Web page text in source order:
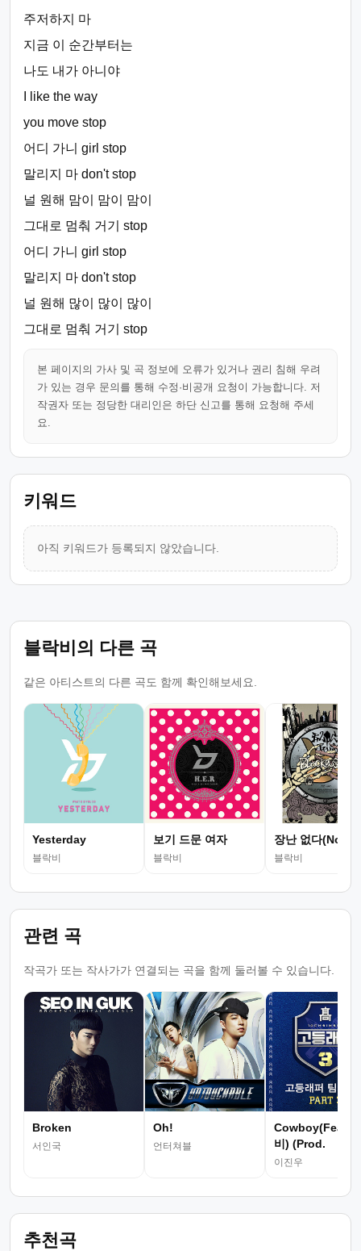
주저하지 마
지금 이 순간부터는
나도 내가 아니야
I like the way
you move stop
어디 가니 girl stop
말리지 마 don't stop
널 원해 맘이 맘이 맘이
그대로 멈춰 거기 stop
어디 가니 girl stop
말리지 마 don't stop
널 원해 많이 많이 많이
그대로 멈춰 거기 stop
본 페이지의 가사 및 곡 정보에 오류가 있거나 권리 침해 우려
가 있는 경우 문의를 통해 수정·비공개 요청이 가능합니다. 저
작권자 또는 정당한 대리인은 하단 신고를 통해 요청해 주세
요.
키워드
아직 키워드가 등록되지 않았습니다.
블락비의 다른 곡
같은 아티스트의 다른 곡도 함께 확인해보세요.
Yesterday
블락비
보기 드문 여자
블락비
장난 없다(No
블락비
관련 곡
작곡가 또는 작사가가 연결되는 곡을 함께 둘러볼 수 있습니다.
Broken
서인국
Oh!
언터쳐블
Cowboy(Feat.
비) (Prod.
Assbrass)
이진우
추천곡